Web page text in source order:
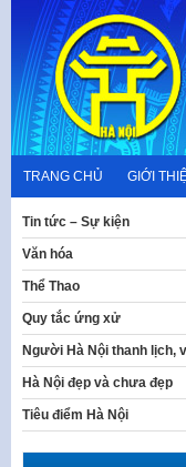
content
TRANG CHỦ GIỚI
Tin tức – Sự kiện
Văn hóa
Thể Thao
Quy tắc ứng xử
Người Hà Nội thanh lịch,
Hà Nội đẹp và chưa đẹp
Tiêu điểm Hà Nội